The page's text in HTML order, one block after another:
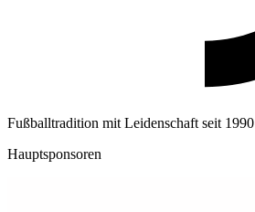
Fußballtradition mit Leidenschaft seit 1990
Hauptsponsoren